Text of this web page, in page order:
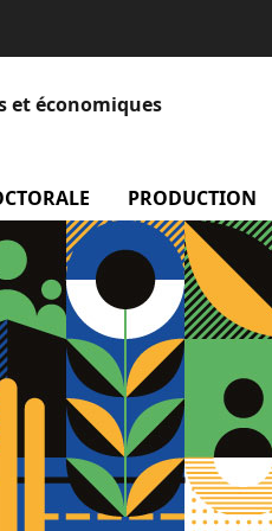
et économiques
de recherchemenu Vie
PRODUCTION